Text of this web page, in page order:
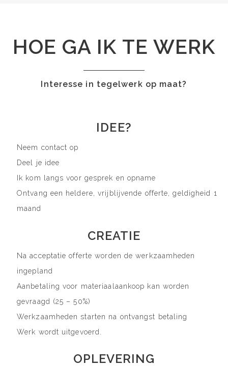
HOE GA IK TE WERK
Interesse in tegelwerk op maat?
IDEE?
Neem contact op
Deel je idee
Ik kom langs voor gesprek en opname
Ontvang een heldere, vrijblijvende offerte, geldigheid 1
maand
CREATIE
Na acceptatie offerte worden de werkzaamheden
ingepland
Aanbetaling voor materiaalaankoop kan worden
gevraagd (25 – 50%)
Werkzaamheden starten na ontvangst betaling
Werk wordt uitgevoerd.
OPLEVERING